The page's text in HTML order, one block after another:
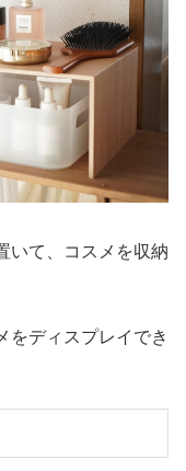
いて、コスメを収納
をディスプレイでき